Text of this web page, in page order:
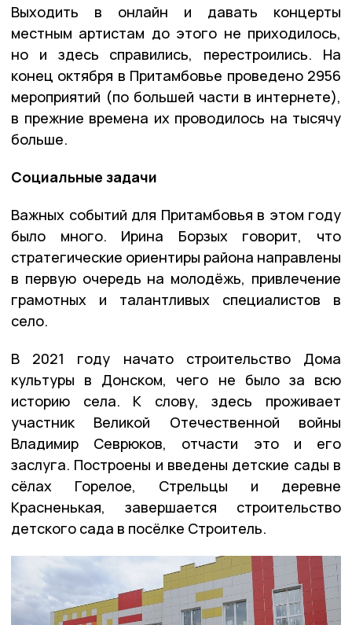
Выходить в онлайн и давать концерты
местным артистам до этого не приходилось,
но и здесь справились, перестроились. На
конец октября в Притамбовье проведено 2956
мероприятий (по большей части в интернете),
в прежние времена их проводилось на тысячу
больше.
Социальные задачи
Важных событий для Притамбовья в этом году
было много. Ирина Борзых говорит, что
стратегические ориентиры района направлены
в первую очередь на молодёжь, привлечение
грамотных и талантливых специалистов в
село.
В 2021 году начато строительство Дома
культуры в Донском, чего не было за всю
историю села. К слову, здесь проживает
участник Великой Отечественной войны
Владимир Севрюков, отчасти это и его
заслуга. Построены и введены детские сады в
сёлах Горелое, Стрельцы и деревне
Красненькая, завершается строительство
детского сада в посёлке Строитель.